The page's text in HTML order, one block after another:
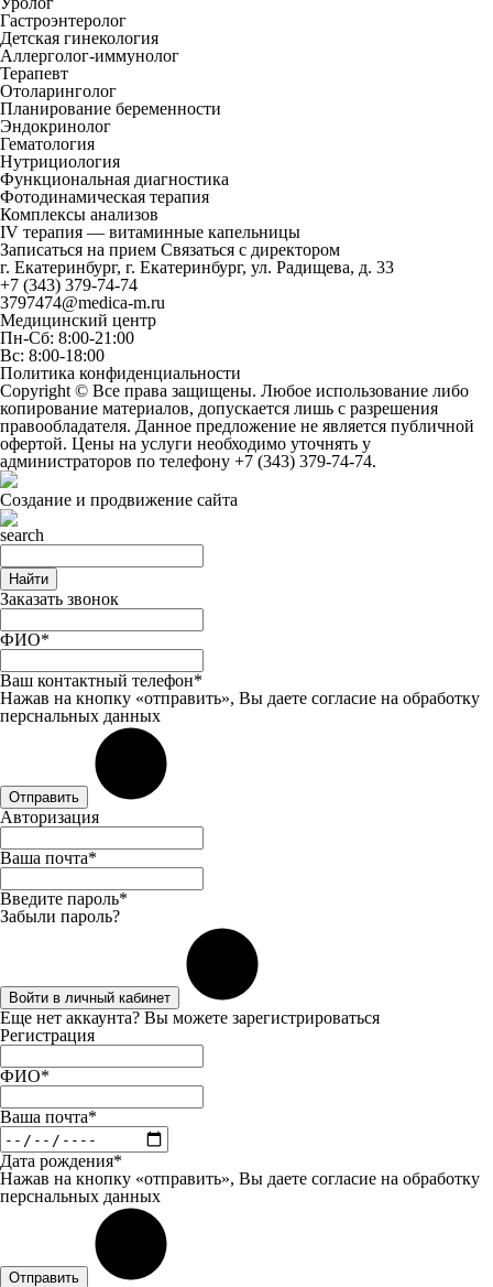
Гастроэнтеролог
Детская гинекология
Аллерголог-иммунолог
Терапевт
Отоларинголог
Планирование беременности
Эндокринолог
Гематология
Нутрициология
Функциональная диагностика
Фотодинамическая терапия
Комплексы анализов
IV терапия — витаминные капельницы
Записаться на прием Связаться с директором
г. Екатеринбург, г. Екатеринбург, ул. Радищева, д. 33
+7 (343) 379-74-74
3797474@medica-m.ru
Медицинский центр
Пн-Сб: 8:00-21:00
Вс: 8:00-18:00
Политика конфиденциальности
Copyright © Все права защищены. Любое использование либо
копирование материалов, допускается лишь с разрешения
правообладателя. Данное предложение не является публичной
офертой. Цены на услуги необходимо уточнять у
администраторов по телефону +7 (343) 379-74-74.
Создание и продвижение сайта
Найти
Заказать звонок
ФИО*
Ваш контактный телефон*
Нажав на кнопку «отправить», Вы даете согласие на обработку
перснальных данных
Отправить
Авторизация
Ваша почта*
Введите пароль*
Забыли пароль?
Войти в личный кабинет
Еще нет аккаунта? Вы можете зарегистрироваться
Регистрация
ФИО*
Ваша почта*
Дата рождения*
Нажав на кнопку «отправить», Вы даете согласие на обработку
перснальных данных
Отправить